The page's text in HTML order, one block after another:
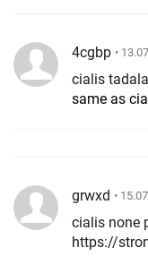
4cgbp •
cialis
same as
grwxd •
cialis none
https://